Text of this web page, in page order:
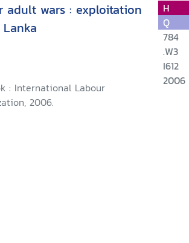
adult wars : exploitation
: International Labour
2006.
H
Q
784
.W3
I612
2006